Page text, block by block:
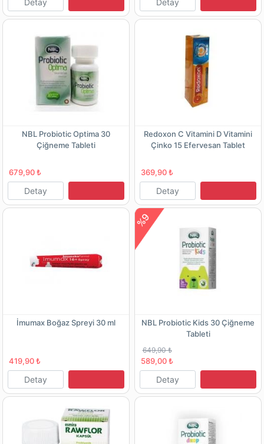
NBL Probiotic Optima 30
Çiğneme Tableti
679,90 ₺
Detay
Redoxon C Vitamini D Vitamini
Çinko 15 Efervesan Tablet
369,90 ₺
Detay
İmumax Boğaz Spreyi 30 ml
419,90 ₺
Detay
%9
NBL Probiotic Kids 30 Çiğneme
Tableti
649,90 ₺
589,00 ₺
Detay